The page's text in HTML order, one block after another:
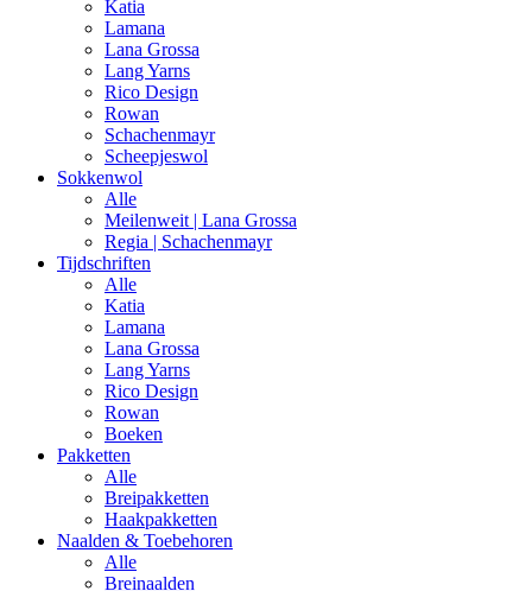
Katia
Lamana
Lana Grossa
Lang Yarns
Rico Design
Rowan
Schachenmayr
Scheepjeswol
Sokkenwol
Alle
Meilenweit | Lana Grossa
Regia | Schachenmayr
Tijdschriften
Alle
Katia
Lamana
Lana Grossa
Lang Yarns
Rico Design
Rowan
Boeken
Pakketten
Alle
Breipakketten
Haakpakketten
Naalden & Toebehoren
Alle
Breinaalden